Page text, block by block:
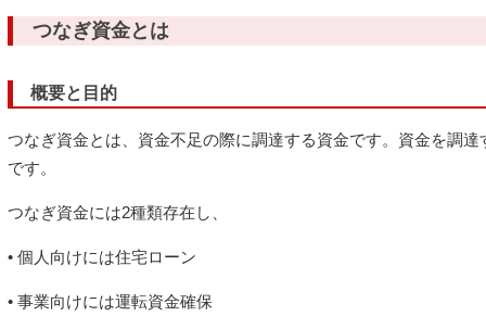
つなぎ資金とは
概要と目的
つなぎ資金とは、資金不足の際に調達する資金です。資金を調
です。
つなぎ資金には2種類存在し、
• 個人向けには住宅ローン
• 事業向けには運転資金確保